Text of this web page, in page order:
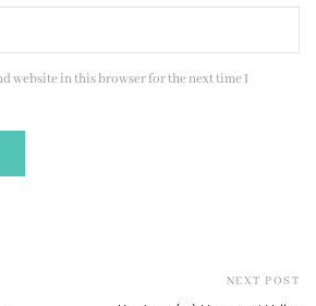
website in this browser for the next time I
NEXT POST